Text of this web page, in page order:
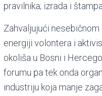
pravilnika; izrada i
Zahvaljujući
energiji volontera i
okoliša u Bosni i
forumu pa tek onda
industriju koja manje